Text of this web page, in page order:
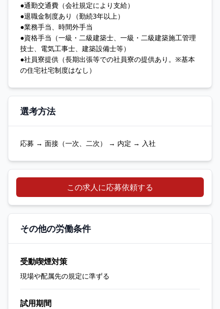
●通勤交通費（会社規定により支給）
●退職金制度あり（勤続3年以上）
●業務手当、時間外手当
●資格手当（一級・二級建築士、一級・二級建築施工管理
技士、電気工事士、建築設備士等）
●社員寮提供（長期出張等での社員寮の提供あり。※基本
の住宅社宅制度はなし）
選考方法
応募 → 面接（一次、二次） → 内定 → 入社
この求人に応募依頼する
その他の労働条件
受動喫煙対策
現場や配属先の規定に準ずる
試用期間